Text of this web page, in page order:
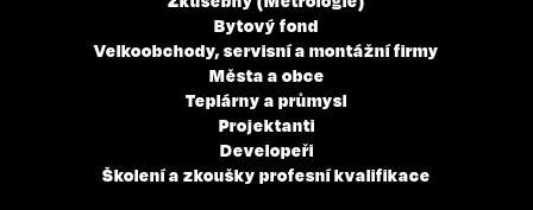
Bytový fond
Velkoobchody, servisní a montážní firmy
Města a obce
Teplárny a průmysl
Projektanti
Developeři
Školení a zkoušky profesní kvalifikace